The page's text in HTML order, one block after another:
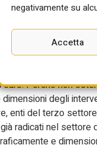
negativamente su
Accetta
nella cosiddetta
con
lorda di
Il decreto
agli
euro. Perché non
degli
enti del terzo
radicati nel settore
e